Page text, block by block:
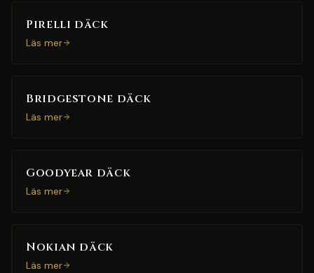
Pirelli däck
Läs mer
Bridgestone däck
Läs mer
Goodyear däck
Läs mer
Nokian däck
Läs mer